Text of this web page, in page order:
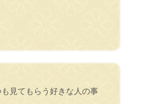
見てもらう好きな人の事